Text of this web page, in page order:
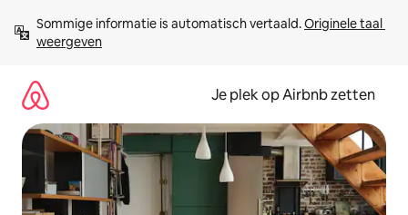
direct
naar
Sommige informatie is automatisch vertaald. Originele taal
weergeven
Je plek op Airbnb zetten